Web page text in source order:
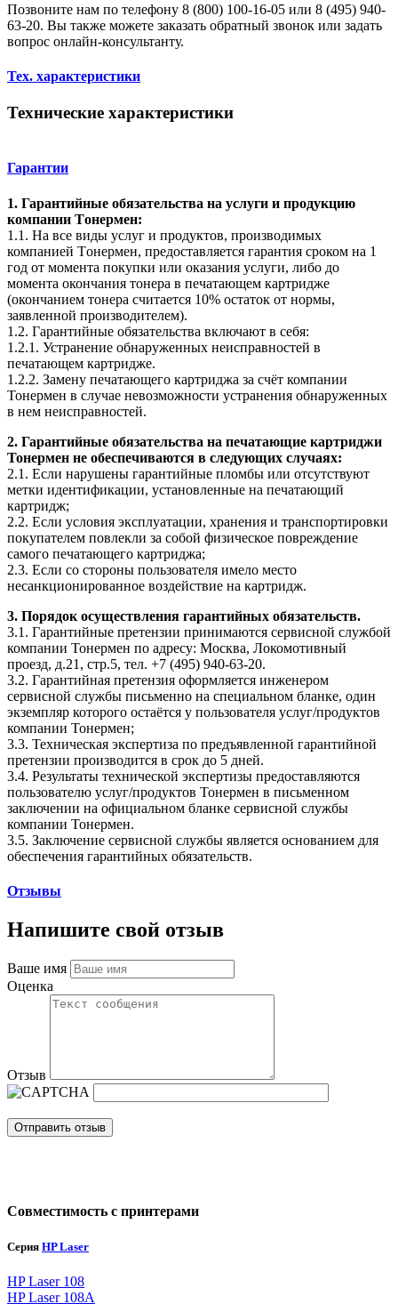
Позвоните нам по телефону 8 (800) 100-16-05 или 8 (495) 940-
63-20. Вы также можете заказать обратный звонок или задать
вопрос онлайн-консультанту.
Тех. характеристики
Технические характеристики
Гарантии
1. Гарантийные обязательства на услуги и продукцию
компании Tонермен:
1.1. На все виды услуг и продуктов, производимых
компанией Tонермен, предоставляется гарантия сроком на 1
год от момента покупки или оказания услуги, либо до
момента окончания тонера в печатающем картридже
(окончанием тонера считается 10% остаток от нормы,
заявленной производителем).
1.2. Гарантийные обязательства включают в себя:
1.2.1. Устранение обнаруженных неисправностей в
печатающем картридже.
1.2.2. Замену печатающего картриджа за счёт компании
Тонермен в случае невозможности устранения обнаруженных
в нем неисправностей.
2. Гарантийные обязательства на печатающие картриджи
Тонермен не обеспечиваются в следующих случаях:
2.1. Если нарушены гарантийные пломбы или отсутствуют
метки идентификации, установленные на печатающий
картридж;
2.2. Если условия эксплуатации, хранения и транспортировки
покупателем повлекли за собой физическое повреждение
самого печатающего картриджа;
2.3. Если со стороны пользователя имело место
несанкционированное воздействие на картридж.
3. Порядок осуществления гарантийных обязательств.
3.1. Гарантийные претензии принимаются сервисной службой
компании Тонермен по адресу: Москва, Локомотивный
проезд, д.21, стр.5, тел. +7 (495) 940-63-20.
3.2. Гарантийная претензия оформляется инженером
сервисной службы письменно на специальном бланке, один
экземпляр которого остаётся у пользователя услуг/продуктов
компании Тонермен;
3.3. Техническая экспертиза по предъявленной гарантийной
претензии производится в срок до 5 дней.
3.4. Результаты технической экспертизы предоставляются
пользователю услуг/продуктов Тонермен в письменном
заключении на официальном бланке сервисной службы
компании Тонермен.
3.5. Заключение сервисной службы является основанием для
обеспечения гарантийных обязательств.
Отзывы
Напишите свой отзыв
Ваше имя
Оценка
Отзыв
Отправить отзыв
Совместимость с принтерами
Серия HP Laser
HP Laser 108
HP Laser 108A